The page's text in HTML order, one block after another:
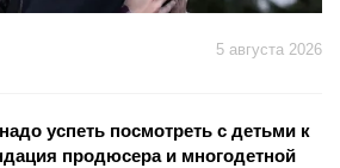
5 августа 2026
успеть посмотреть с детьми к
продюсера и многодетной